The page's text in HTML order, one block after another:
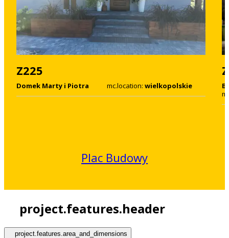
Z225
Domek Marty i Piotra mc.location: wielkopolskie
Plac Budowy
project.features.header
project.features.area_and_dimensions